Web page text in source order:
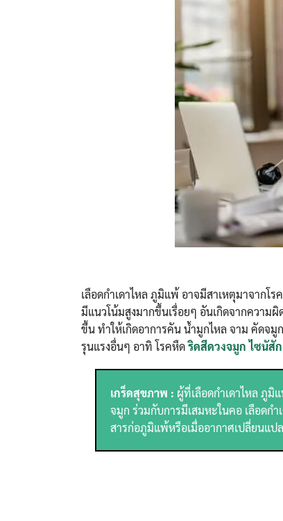
เลือดกำเดาไหล ภูมิแพ้ อาจมีสาเหตุมาจากโ
มีแนวโน้มสูงมากขึ้นเรื่อยๆ อันเกิดจากความ
ขึ้น ทำให้เกิดอาการคัน น้ำมูกไหล จาม คัดจมู
รุนแรงอื่นๆ อาทิ โรคหืดริดสีดวงจมูก ไซนัสั
เกร็ดสุขภาพ : ผู้ที่เลือดกำเดาไหล ภู
จมูก ร่วมกับการมีเสมหะในคอ เลือดก
สารก่อภูมิแพ้หรือเมื่ออากาศเปลี่ยนแป